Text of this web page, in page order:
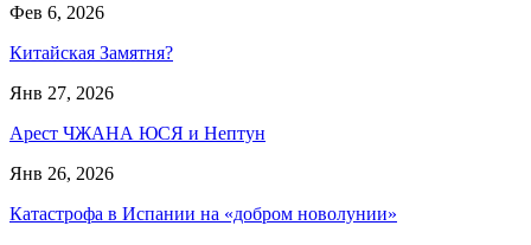
Фев 6, 2026
Китайская Замятня?
Янв 27, 2026
Арест ЧЖАНА ЮСЯ и Нептун
Янв 26, 2026
Катастрофа в Испании на «добром новолунии»